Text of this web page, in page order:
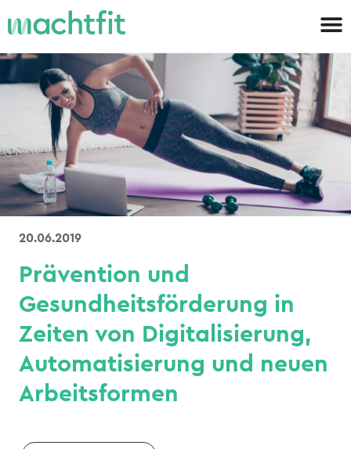
20.06.2019
Prävention und
Gesundheitsförderung in
Zeiten von Digitalisierung,
Automatisierung und neuen
Arbeitsformen